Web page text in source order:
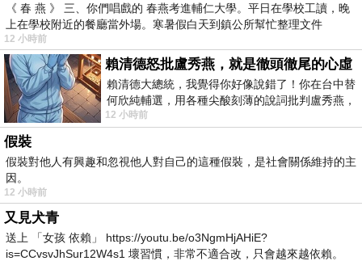
《 春 燕 》 三、你們唱戲的 春燕考進輔仁大學。平日在學校工讀，晚
上在學校附近的餐廳當外場。寒暑假白天到鎮公所幫忙整理文件
12 小時前
賴清德怒批盧秀燕，就是徹頭徹尾的心虛
賴清德大總統，我覺得你好像說錯了！你在台中替
何欣純輔選，用各種尖酸刻薄的說詞批判盧秀燕，
罵她施政滿意度輸給陳其邁，甚至還說盧
12 小時前
假裝
假裝對他人有興趣和忽視他人對自己的這種假裝，是社會關係維持的主
因。
12 小時前
又見犬青
送上 「女孩 依賴」 https://youtu.be/o3NgmHjAHiE?
is=CCvsvJhSur12W4s1 壞習慣，非常不適合改，只會越來越依賴。